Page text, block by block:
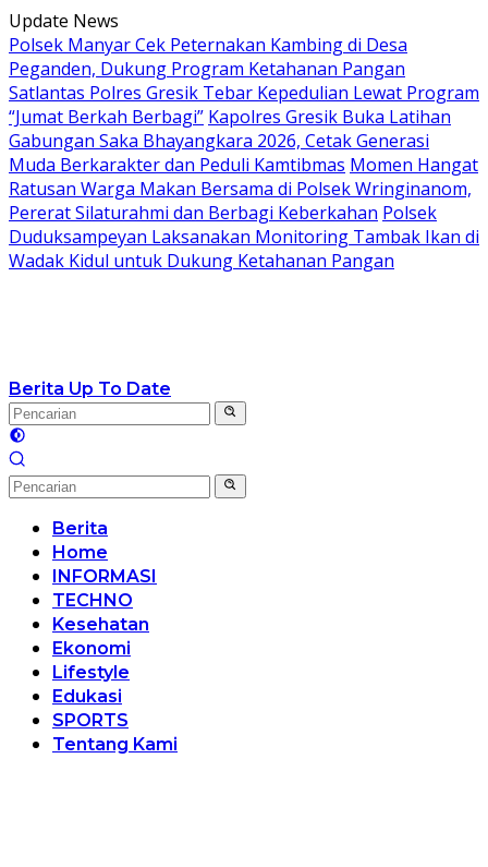
Langsung
ke
konten
Update News
Polsek Manyar Cek Peternakan Kambing di Desa
Peganden, Dukung Program Ketahanan Pangan
Satlantas Polres Gresik Tebar Kepedulian Lewat Program
“Jumat Berkah Berbagi” Kapolres Gresik Buka Latihan
Gabungan Saka Bhayangkara 2026, Cetak Generasi
Muda Berkarakter dan Peduli Kamtibmas Momen Hangat
Ratusan Warga Makan Bersama di Polsek Wringinanom,
Pererat Silaturahmi dan Berbagi Keberkahan Polsek
Duduksampeyan Laksanakan Monitoring Tambak Ikan di
Wadak Kidul untuk Dukung Ketahanan Pangan
Berita Up To Date
Berita
Home
INFORMASI
TECHNO
Kesehatan
Ekonomi
Lifestyle
Edukasi
SPORTS
Tentang Kami